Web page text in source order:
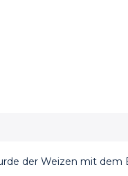
der Weizen mit